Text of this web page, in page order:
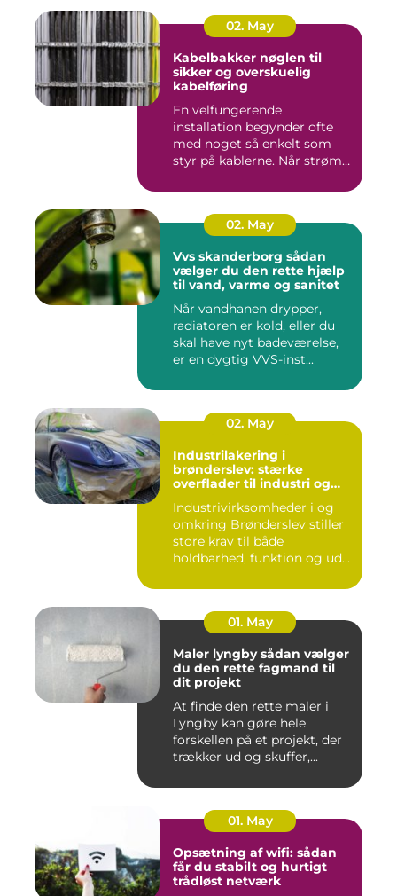
02. May
Kabelbakker nøglen til
sikker og overskuelig
kabelføring
En velfungerende
installation begynder ofte
med noget så enkelt som
styr på kablerne. Når strøm-,
02. May
Vvs skanderborg sådan
vælger du den rette hjælp
til vand, varme og sanitet
Når vandhanen drypper,
radiatoren er kold, eller du
skal have nyt badeværelse,
er en dygtig VVS-inst...
02. May
Industrilakering i
brønderslev: stærke
overflader til industri og
Industrivirksomheder i og
omkring Brønderslev stiller
store krav til både
holdbarhed, funktion og ud...
01. May
Maler lyngby sådan vælger
du den rette fagmand til
dit projekt
At finde den rette maler i
Lyngby kan gøre hele
forskellen på et projekt, der
trækker ud og skuffer,...
01. May
Opsætning af wifi: sådan
får du stabilt og hurtigt
trådløst netværk